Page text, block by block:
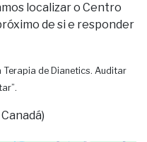
localizar o Centro
de si e responder
de Dianetics. Auditar